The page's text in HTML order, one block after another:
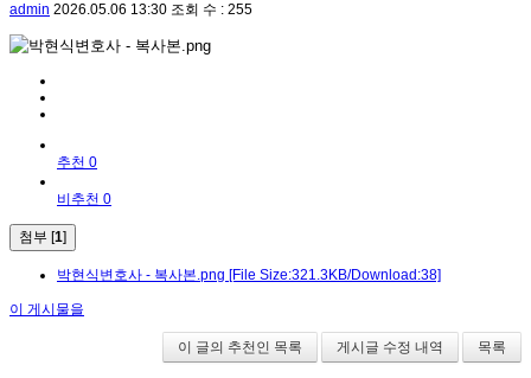
admin 2026.05.06 13:30 조회 수 : 255
추천 0
비추천 0
첨부 [1]
박현식변호사 - 복사본.png [File Size:321.3KB/Download:38]
이 게시물을
이 글의 추천인 목록 게시글 수정 내역 목록